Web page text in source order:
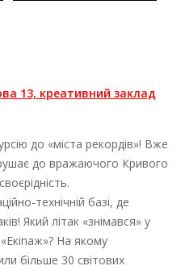
13, креативний заклад
до «міста рекордів»! Вже
до вражаючого Кривого
технічній базі, де
Який літак «знімався» у
На якому
більше 30 світових